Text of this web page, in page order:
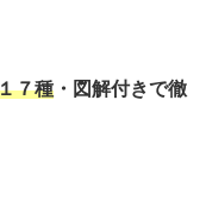
７種 ・図解付きで徹